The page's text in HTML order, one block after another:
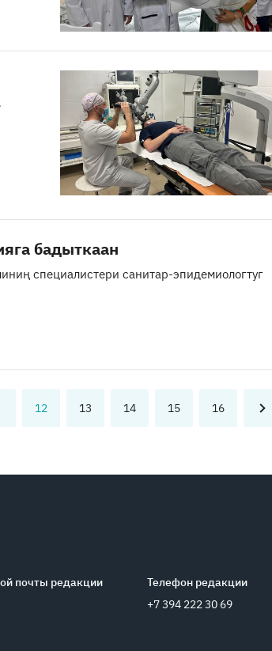
бадыткаан
специалистери санитар-эпидемиологтуг
12 13 14 15 16
почты редакции
Телефон редакции
+7 394 222 30 69